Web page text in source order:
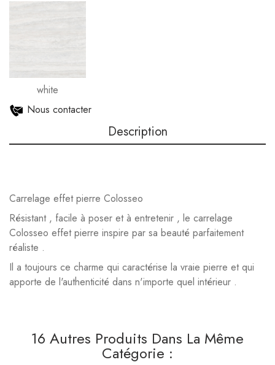
white
Nous contacter
Description
Carrelage effet pierre Colosseo
Résistant , facile à poser et à entretenir , le carrelage
Colosseo effet pierre inspire par sa beauté parfaitement
réaliste .
Il a toujours ce charme qui caractérise la vraie pierre et qui
apporte de l'authenticité dans n'importe quel intérieur .
16 Autres Produits Dans La Même
Catégorie :